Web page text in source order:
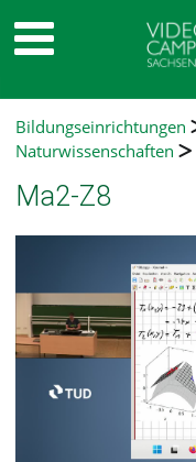
Bildungseinrichtungen
Naturwissenschaften
Ma2-Z8